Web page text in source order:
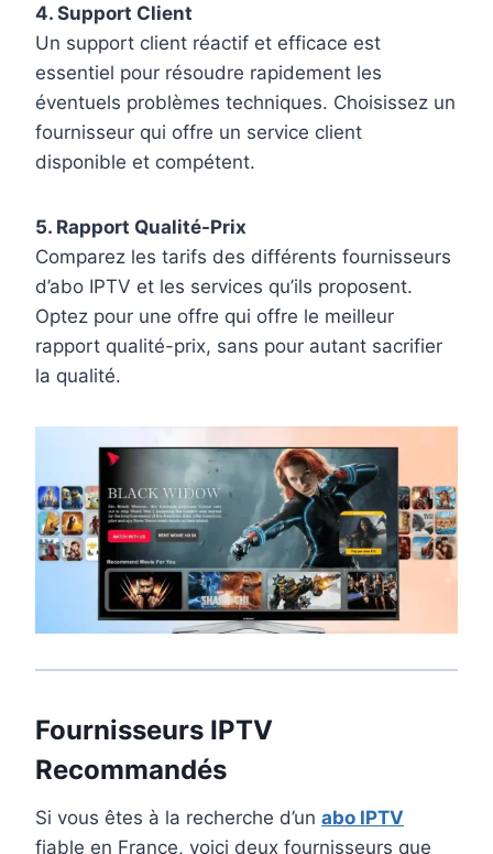
4. Support Client
Un support client réactif et efficace est
essentiel pour résoudre rapidement les
éventuels problèmes techniques. Choisissez un
fournisseur qui offre un service client
disponible et compétent.
5. Rapport Qualité-Prix
Comparez les tarifs des différents fournisseurs
d’abo IPTV et les services qu’ils proposent.
Optez pour une offre qui offre le meilleur
rapport qualité-prix, sans pour autant sacrifier
la qualité.
Fournisseurs IPTV
Recommandés
Si vous êtes à la recherche d’un abo IPTV
fiable en France, voici deux fournisseurs que